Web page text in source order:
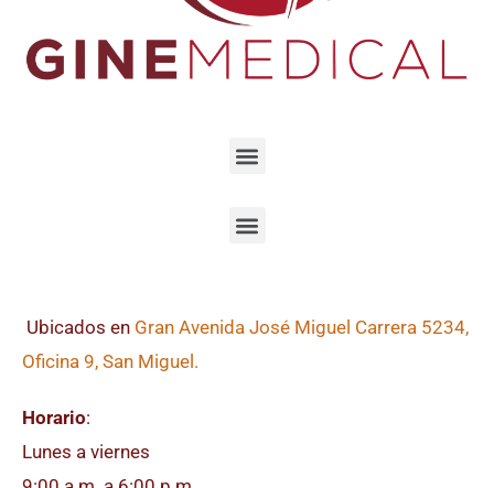
Ubicados en Gran Avenida José Miguel Carrera 5234,
Oficina 9, San Miguel.
Horario:
Lunes a viernes